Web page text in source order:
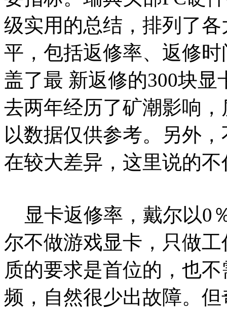
级实用的总结，排列了
平，包括返修率、返修
盖了最 新返修的300块
去两年经历了矿潮影响
以数据仅供参考。另外
在较大差异，这里说的
显卡返修率，戴尔以0
尔不做游戏显卡，只做
质的要求是首位的，也
频，自然很少出故障。